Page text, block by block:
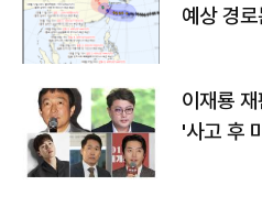
예상 경
이재룡
'사고 후